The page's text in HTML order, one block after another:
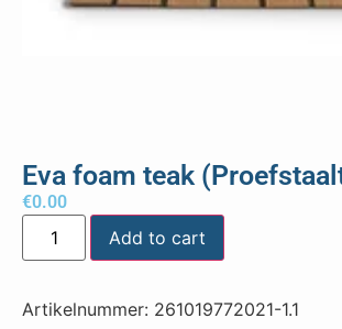
Eva foam teak
€0.00
Add to cart
Artikelnummer: 261019772021-1.1